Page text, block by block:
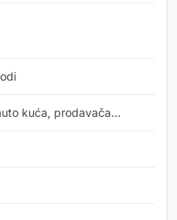
kuća, prodavača…